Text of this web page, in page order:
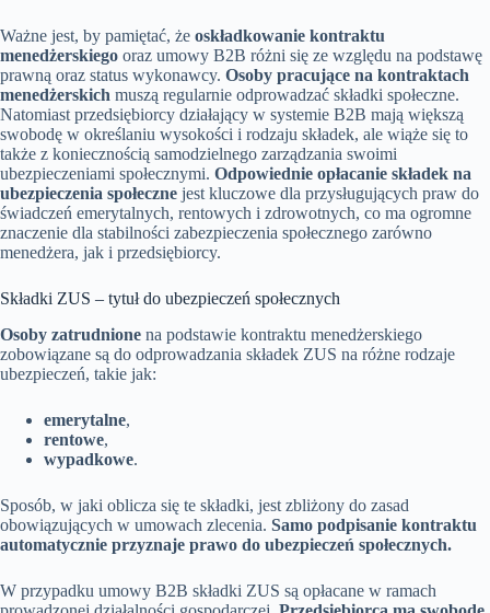
Ważne jest, by pamiętać, że oskładkowanie kontraktu
menedżerskiego oraz umowy B2B różni się ze względu na podstawę
prawną oraz status wykonawcy. Osoby pracujące na kontraktach
menedżerskich muszą regularnie odprowadzać składki społeczne.
Natomiast przedsiębiorcy działający w systemie B2B mają większą
swobodę w określaniu wysokości i rodzaju składek, ale wiąże się to
także z koniecznością samodzielnego zarządzania swoimi
ubezpieczeniami społecznymi. Odpowiednie opłacanie składek na
ubezpieczenia społeczne jest kluczowe dla przysługujących praw do
świadczeń emerytalnych, rentowych i zdrowotnych, co ma ogromne
znaczenie dla stabilności zabezpieczenia społecznego zarówno
menedżera, jak i przedsiębiorcy.
Składki ZUS – tytuł do ubezpieczeń społecznych
Osoby zatrudnione na podstawie kontraktu menedżerskiego
zobowiązane są do odprowadzania składek ZUS na różne rodzaje
ubezpieczeń, takie jak:
emerytalne,
rentowe,
wypadkowe.
Sposób, w jaki oblicza się te składki, jest zbliżony do zasad
obowiązujących w umowach zlecenia. Samo podpisanie kontraktu
automatycznie przyznaje prawo do ubezpieczeń społecznych.
W przypadku umowy B2B składki ZUS są opłacane w ramach